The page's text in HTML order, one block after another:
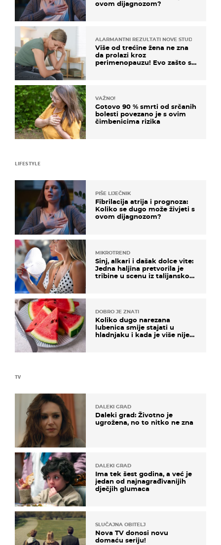
ovom dijagnozom?
ALARMANTNI REZULTATI NOVE STUDIJE
Više od trećine žena ne zna
da prolazi kroz
perimenopauzu! Evo zašto su
VAŽNO!
Gotovo 90 % smrti od srčanih
bolesti povezano je s ovim
čimbenicima rizika
TV
DALEKI GRAD
Daleki grad: Životno je
ugrožena, no to nitko ne zna
DALEKI GRAD
Ima tek šest godina, a već je
jedan od najnagrađivanijih
dječjih glumaca
SLUČAJNA OBITELJ
Nova TV donosi novu
domaću seriju!
LIFESTYLE
PIŠE LIJEČNIK
Fibrilacija atrija i prognoza:
Koliko se dugo može živjeti s
ovom dijagnozom?
MIKROTREND
Sinj, alkari i dašak dolce vite:
Jedna haljina pretvorila je
tribine u scenu iz talijanskog
DOBRO JE ZNATI
Koliko dugo narezana
lubenica smije stajati u
hladnjaku i kada je više nije